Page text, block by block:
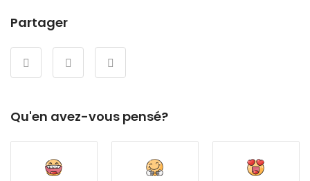
Partager
Qu'en avez-vous pensé?